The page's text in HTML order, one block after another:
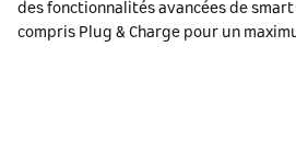
des fonctionnalités avancées de
compris Plug & Charge pour un